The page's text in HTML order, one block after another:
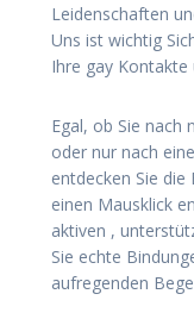
Leidenschaften
Uns ist wichtig
Ihre gay
Egal, ob Sie nach
oder nur nach
entdecken Sie
einen Mausklick
aktiven ,
Sie echte
aufregenden